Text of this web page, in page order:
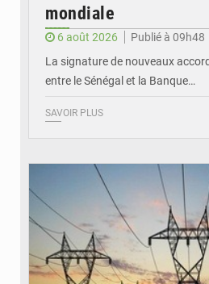
mondiale
6 août 2026
Publié à 09h48
La signature de nouveaux
entre le Sénégal et la Banque…
SAVOIR PLUS